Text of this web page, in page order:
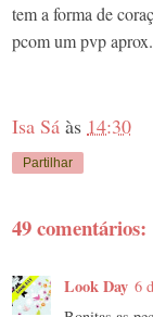
tem a forma de
pcom um pvp
Isa Sá às 14:30
Partilhar
49 comentários:
Look Day 6